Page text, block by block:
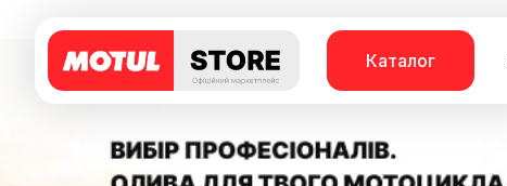
Каталог